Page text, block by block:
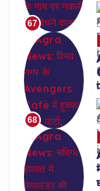
67
68